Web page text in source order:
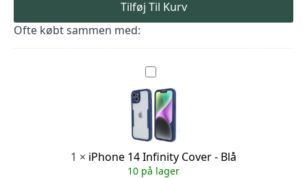
-
Sort
antal
Tilføj Til Kurv
Ofte købt sammen med:
iPhone
14
Infinity
Cover
-
Blå
1 × iPhone 14 Infinity Cover - Blå
10 på lager